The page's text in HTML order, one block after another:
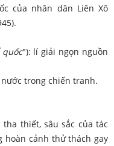
của nhân dân Liên Xô
"): lí giải ngọn nguồn
trong chiến tranh.
thiết, sâu sắc của tác
hoàn cảnh thử thách gay